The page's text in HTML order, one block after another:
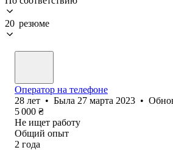
20 резюме
Оператор на телефоне
28 лет • Была 27 марта 2023 •
5 000 ₴
Не ищет работу
Общий опыт
2 года